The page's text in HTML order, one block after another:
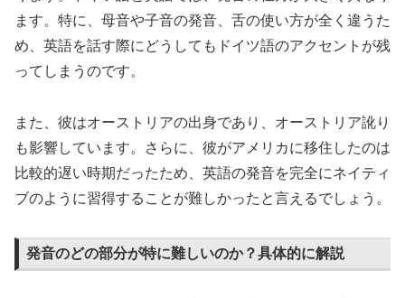
ます。特に、母音や子音の発音、舌の使い方が全く違うた
め、英語を話す際にどうしてもドイツ語のアクセントが残
ってしまうのです。
また、彼はオーストリアの出身であり、オーストリア訛り
も影響しています。さらに、彼がアメリカに移住したのは
比較的遅い時期だったため、英語の発音を完全にネイティ
ブのように習得することが難しかったと言えるでしょう。
発音のどの部分が特に難しいのか？具体的に解説